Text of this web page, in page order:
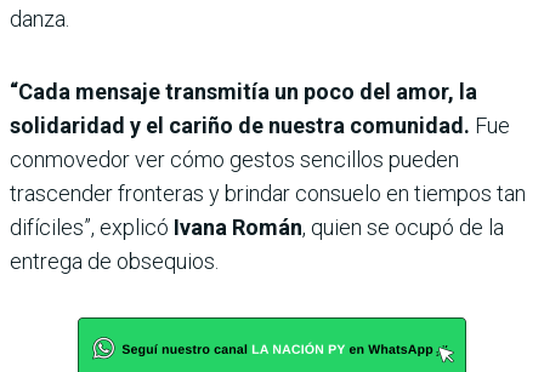
danza.
“Cada mensaje transmitía un poco del amor, la
solidaridad y el cariño de nuestra comunidad. Fue
conmovedor ver cómo gestos sencillos pueden
trascender fronteras y brindar consuelo en tiempos tan
difíciles”, explicó Ivana Román, quien se ocupó de la
entrega de obsequios.